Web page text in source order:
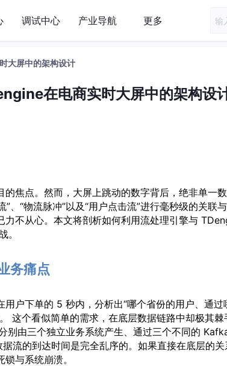
调试中心 产业导航 更多
大屏中的架构设计
在电商实时大屏中的架构设
焦点。然而，大屏上跳动的数字背后，绝非单一
、“物流脉冲”以及“用户点击流”进行毫秒级的关联
不从心。本文将剖析如何利用流处理引擎与
。
务痛点
户下单的 5 秒内，分析出“哪个省份的用户、通过
这个看似简单的需求，在底层数据链路中却极其棘
别由三个独立业务系统产生、通过三个不同的
流的到达时间是完全乱序的。如果直接在底层的关
与系统崩溃。